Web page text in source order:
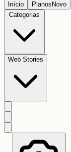
Início Planos Novo
Categorias
Web Stories